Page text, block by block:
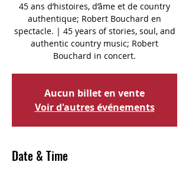
45 ans d’histoires, d’âme et de country
authentique; Robert Bouchard en
spectacle. | 45 years of stories, soul, and
authentic country music; Robert
Bouchard in concert.
Aucun billet en vente
Voir d'autres événements
Date & Time